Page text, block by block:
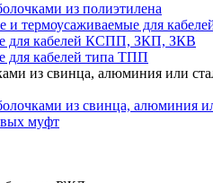
из полиэтилена
термоусаживаемые для
для кабелей КСПП, ЗКП, ЗКВ
для кабелей типа ТПП
из свинца, алюминия или
из свинца, алюминия
муфт